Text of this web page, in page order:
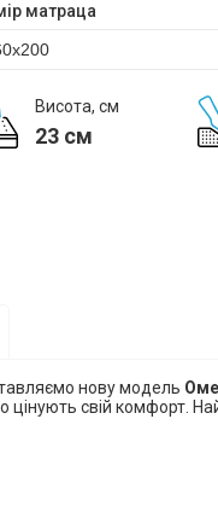
матраца
Висота, см
23 см
нову модель
цінують свій комфорт.